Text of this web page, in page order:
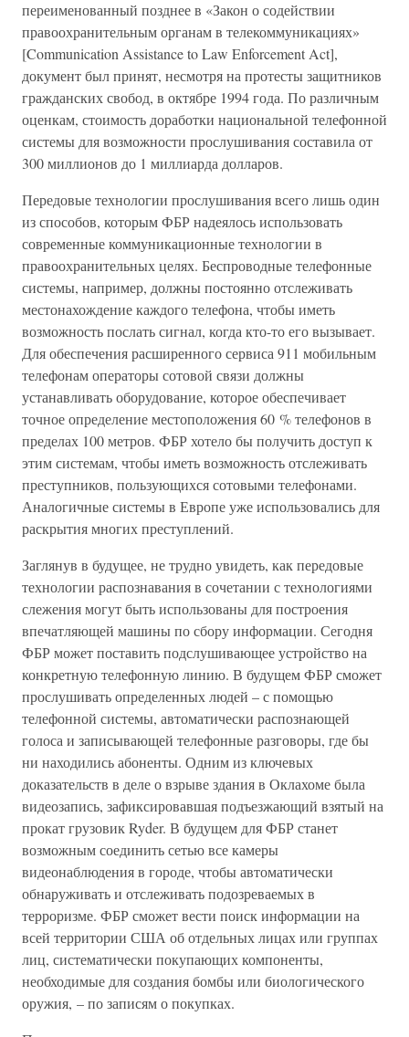
переименованный позднее в «Закон о содействии
правоохранительным органам в телекоммуникациях»
[Communication Assistance to Law Enforcement Act],
документ был принят, несмотря на протесты защитников
гражданских свобод, в октябре 1994 года. По различным
оценкам, стоимость доработки национальной телефонной
системы для возможности прослушивания составила от
300 миллионов до 1 миллиарда долларов.
Передовые технологии прослушивания всего лишь один
из способов, которым ФБР надеялось использовать
современные коммуникационные технологии в
правоохранительных целях. Беспроводные телефонные
системы, например, должны постоянно отслеживать
местонахождение каждого телефона, чтобы иметь
возможность послать сигнал, когда кто-то его вызывает.
Для обеспечения расширенного сервиса 911 мобильным
телефонам операторы сотовой связи должны
устанавливать оборудование, которое обеспечивает
точное определение местоположения 60 % телефонов в
пределах 100 метров. ФБР хотело бы получить доступ к
этим системам, чтобы иметь возможность отслеживать
преступников, пользующихся сотовыми телефонами.
Аналогичные системы в Европе уже использовались для
раскрытия многих преступлений.
Заглянув в будущее, не трудно увидеть, как передовые
технологии распознавания в сочетании с технологиями
слежения могут быть использованы для построения
впечатляющей машины по сбору информации. Сегодня
ФБР может поставить подслушивающее устройство на
конкретную телефонную линию. В будущем ФБР сможет
прослушивать определенных людей – с помощью
телефонной системы, автоматически распознающей
голоса и записывающей телефонные разговоры, где бы
ни находились абоненты. Одним из ключевых
доказательств в деле о взрыве здания в Оклахоме была
видеозапись, зафиксировавшая подъезжающий взятый на
прокат грузовик Ryder. В будущем для ФБР станет
возможным соединить сетью все камеры
видеонаблюдения в городе, чтобы автоматически
обнаруживать и отслеживать подозреваемых в
терроризме. ФБР сможет вести поиск информации на
всей территории США об отдельных лицах или группах
лиц, систематически покупающих компоненты,
необходимые для создания бомбы или биологического
оружия, – по записям о покупках.